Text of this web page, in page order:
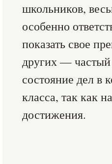
школьников,
особенно
показать свое
других — частый
состояние дел в
класса, так как
достижения.